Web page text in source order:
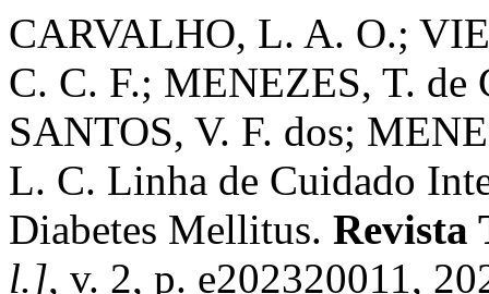
CARVALHO, L. A. O.;
C. C. F.; MENEZES, T.
SANTOS, V. F. dos;
L. C. Linha de Cuidado
Diabetes Mellitus. Revista
l.], v. 2, p. e202320011,